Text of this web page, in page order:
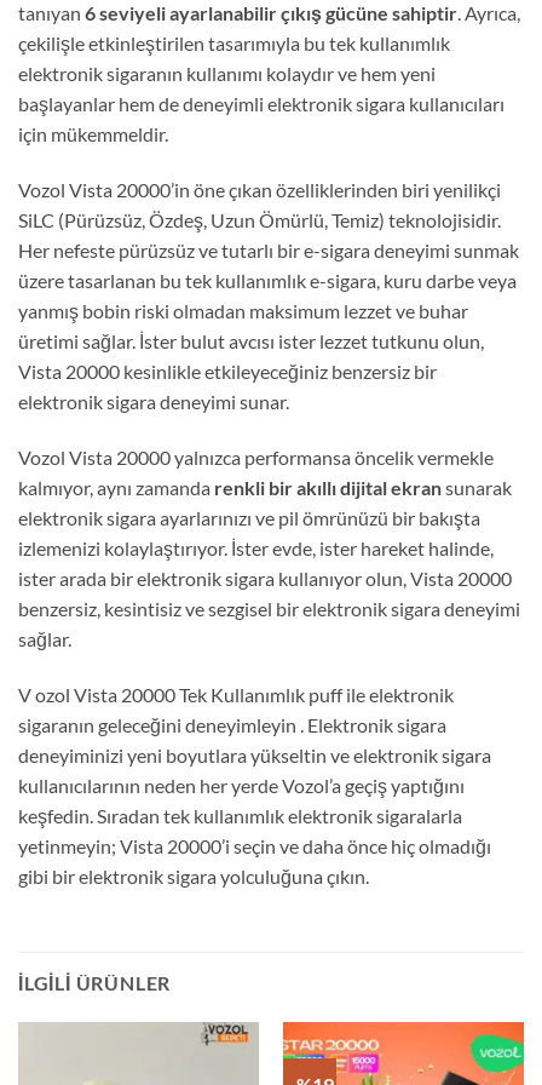
tanıyan 6 seviyeli ayarlanabilir çıkış gücüne sahiptir. Ayrıca,
çekilişle etkinleştirilen tasarımıyla bu tek kullanımlık
elektronik sigaranın kullanımı kolaydır ve hem yeni
başlayanlar hem de deneyimli elektronik sigara kullanıcıları
için mükemmeldir.
Vozol Vista 20000’in öne çıkan özelliklerinden biri yenilikçi
SiLC (Pürüzsüz, Özdeş, Uzun Ömürlü, Temiz) teknolojisidir.
Her nefeste pürüzsüz ve tutarlı bir e-sigara deneyimi sunmak
üzere tasarlanan bu tek kullanımlık e-sigara, kuru darbe veya
yanmış bobin riski olmadan maksimum lezzet ve buhar
üretimi sağlar. İster bulut avcısı ister lezzet tutkunu olun,
Vista 20000 kesinlikle etkileyeceğiniz benzersiz bir
elektronik sigara deneyimi sunar.
Vozol Vista 20000 yalnızca performansa öncelik vermekle
kalmıyor, aynı zamanda renkli bir akıllı dijital ekransunarak
elektronik sigara ayarlarınızı ve pil ömrünüzü bir bakışta
izlemenizi kolaylaştırıyor. İster evde, ister hareket halinde,
ister arada bir elektronik sigara kullanıyor olun, Vista 20000
benzersiz, kesintisiz ve sezgisel bir elektronik sigara deneyimi
sağlar.
V ozol Vista 20000 Tek Kullanımlık puff ile elektronik
sigaranın geleceğini deneyimleyin . Elektronik sigara
deneyiminizi yeni boyutlara yükseltin ve elektronik sigara
kullanıcılarının neden her yerde Vozol’a geçiş yaptığını
keşfedin. Sıradan tek kullanımlık elektronik sigaralarla
yetinmeyin; Vista 20000’i seçin ve daha önce hiç olmadığı
gibi bir elektronik sigara yolculuğuna çıkın.
İLGILI ÜRÜNLER